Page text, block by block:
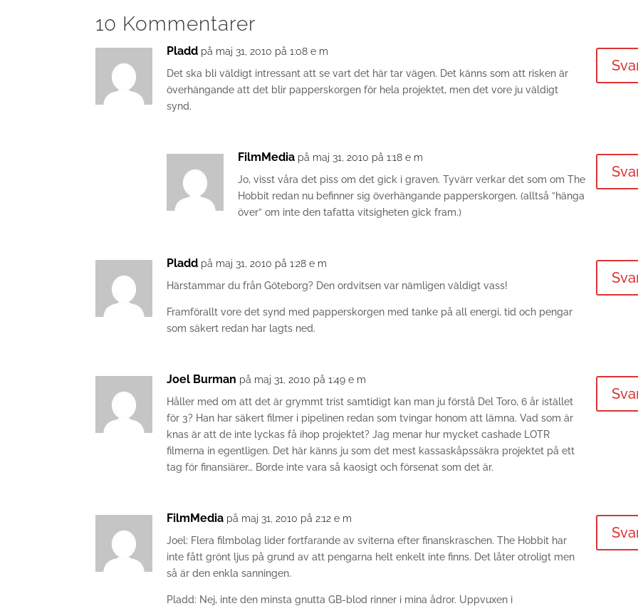
10 Kommentarer
Pladd på maj 31, 2010 på 1:08 e m
Det ska bli väldigt intressant att se vart det här tar vägen. Det känns som att risken är
överhängande att det blir papperskorgen för hela projektet, men det vore ju väldigt
synd.
FilmMedia på maj 31, 2010 på 1:18 e m
Jo, visst våra det piss om det gick i graven. Tyvärr verkar det som om The
Hobbit redan nu befinner sig överhängande papperskorgen. (alltså ”hänga
över” om inte den tafatta vitsigheten gick fram.)
Pladd på maj 31, 2010 på 1:28 e m
Härstammar du från Göteborg? Den ordvitsen var nämligen väldigt vass!
Framförallt vore det synd med papperskorgen med tanke på all energi, tid och pengar
som säkert redan har lagts ned.
Joel Burman på maj 31, 2010 på 1:49 e m
Håller med om att det är grymmt trist samtidigt kan man ju förstå Del Toro, 6 år istället
för 3? Han har säkert filmer i pipelinen redan som tvingar honom att lämna. Vad som är
knas är att de inte lyckas få ihop projektet? Jag menar hur mycket cashade LOTR
filmerna in egentligen. Det här känns ju som det mest kassaskåpssäkra projektet på ett
tag för finansiärer… Borde inte vara så kaosigt och försenat som det är.
FilmMedia på maj 31, 2010 på 2:12 e m
Joel: Flera filmbolag lider fortfarande av sviterna efter finanskraschen. The Hobbit har
inte fått grönt ljus på grund av att pengarna helt enkelt inte finns. Det låter otroligt men
så är den enkla sanningen.
Pladd: Nej, inte den minsta gnutta GB-blod rinner i mina ådror. Uppvuxen i